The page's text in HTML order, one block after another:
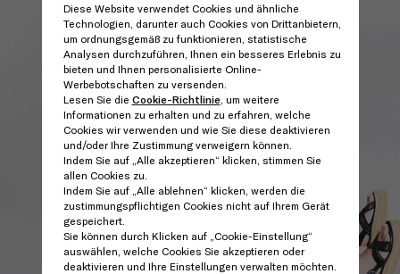
Diese Website verwendet Cookies und ähnliche
Technologien, darunter auch Cookies von Drittanbietern,
um ordnungsgemäß zu funktionieren, statistische
Analysen durchzuführen, Ihnen ein besseres Erlebnis zu
bieten und Ihnen personalisierte Online-
Werbebotschaften zu versenden.
Lesen Sie die Cookie-Richtlinie, um weitere
Informationen zu erhalten und zu erfahren, welche
Cookies wir verwenden und wie Sie diese deaktivieren
und/oder Ihre Zustimmung verweigern können.
Indem Sie auf „Alle akzeptieren“ klicken, stimmen Sie
allen Cookies zu.
Indem Sie auf „Alle ablehnen“ klicken, werden die
zustimmungspflichtigen Cookies nicht auf Ihrem Gerät
gespeichert.
Sie können durch Klicken auf „Cookie-Einstellung“
auswählen, welche Cookies Sie akzeptieren oder
deaktivieren und Ihre Einstellungen verwalten möchten.